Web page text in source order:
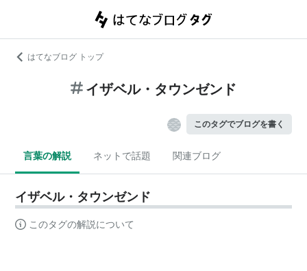
はてなブログ トップ
イザベル・タウンゼンド
このタグでブログを書く
言葉の解説 ネットで話題 関連ブログ
イザベル・タウンゼンド
このタグの解説について